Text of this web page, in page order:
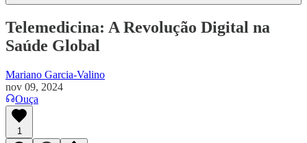
Telemedicina: A Revolução Digital na
Saúde Global
Mariano Garcia-Valino
nov 09, 2024
Ouça
1